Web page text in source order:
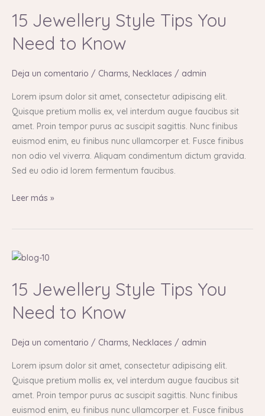
15 Jewellery Style Tips You
Need to Know
Deja un comentario / Charms, Necklaces / admin
Lorem ipsum dolor sit amet, consectetur adipiscing elit.
Quisque pretium mollis ex, vel interdum augue faucibus sit
amet. Proin tempor purus ac suscipit sagittis. Nunc finibus
euismod enim, eu finibus nunc ullamcorper et. Fusce finibus
non odio vel viverra. Aliquam condimentum dictum gravida.
Sed eu odio id lorem fermentum faucibus.
Style
You
to
Know
Leer más »
15 Jewellery Style Tips You
Need to Know
Deja un comentario / Charms, Necklaces / admin
Lorem ipsum dolor sit amet, consectetur adipiscing elit.
Quisque pretium mollis ex, vel interdum augue faucibus sit
amet. Proin tempor purus ac suscipit sagittis. Nunc finibus
euismod enim, eu finibus nunc ullamcorper et. Fusce finibus
15
Style
You
to
Know